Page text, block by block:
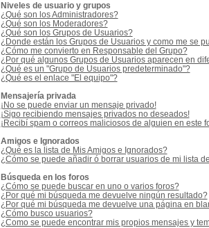
Niveles de usuario y grupos
¿Qué son los Administradores?
¿Qué son los Moderadores?
¿Qué son los Grupos de Usuarios?
¿Donde están los Grupos de Usuarios y como me se
¿Cómo me convierto en Responsable del Grupo?
¿Por qué algunos Grupos de Usuarios aparecen en
¿Qué es un "Grupo de Usuarios predeterminado"?
¿Qué es el enlace "El equipo"?
Mensajería privada
¡No se puede enviar un mensaje privado!
¡Sigo recibiendo mensajes privados no deseados!
¡Recibí spam o correos maliciosos de alguien en este
Amigos e Ignorados
¿Qué es la lista de Mis Amigos e Ignorados?
¿Cómo se puede añadir ó borrar usuarios de mi lista
Búsqueda en los foros
¿Cómo se puede buscar en uno o varios foros?
¿Por qué mi búsqueda me devuelve ningún resultado?
¿Por qué mi búsqueda me devuelve una página en
¿Cómo busco usuarios?
¿Como se puede encontrar mis propios mensajes y